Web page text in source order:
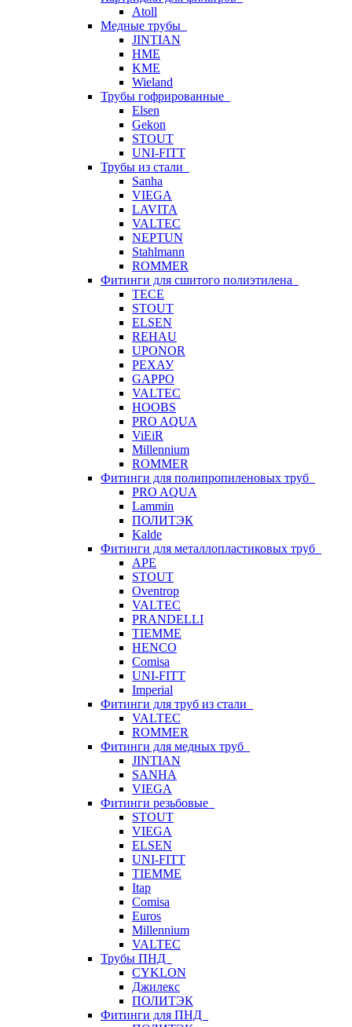
Atoll
Медные трубы
JINTIAN
HME
KME
Wieland
Трубы гофрированные
Elsen
Gekon
STOUT
UNI-FITT
Трубы из стали
Sanha
VIEGA
LAVITA
VALTEC
NEPTUN
Stahlmann
ROMMER
Фитинги для сшитого полиэтилена
TECE
STOUT
ELSEN
REHAU
UPONOR
РЕХАУ
GAPPO
VALTEC
HOOBS
PRO AQUA
ViEiR
Millennium
ROMMER
Фитинги для полипропиленовых труб
PRO AQUA
Lammin
ПОЛИТЭК
Kalde
Фитинги для металлопластиковых труб
APE
STOUT
Oventrop
VALTEC
PRANDELLI
TIEMME
HENCO
Comisa
UNI-FITT
Imperial
Фитинги для труб из стали
VALTEC
ROMMER
Фитинги для медных труб
JINTIAN
SANHA
VIEGA
Фитинги резьбовые
STOUT
VIEGA
ELSEN
UNI-FITT
TIEMME
Itap
Comisa
Euros
Millennium
VALTEC
Трубы ПНД
CYKLON
Джилекс
ПОЛИТЭК
Фитинги для ПНД